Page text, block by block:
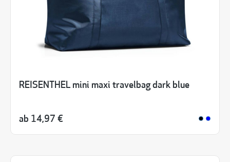
REISENTHEL mini maxi travelbag dark blue
ab 14,97 €